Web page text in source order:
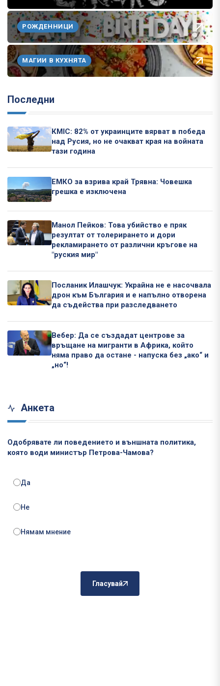
РОЖДЕННИЦИ
МАГИИ В КУХНЯТА
Последни
КМІС: 82% от украинците вярват в победа
над Русия, но не очакват края на войната
тази година
ЕМКО за взрива край Трявна: Човешка
грешка е изключена
Манол Пейков: Това убийство е пряк
резултат от толерирането и дори
рекламирането от различни кръгове на
"руския мир"
Посланик Илашчук: Украйна не е насочвала
дрон към България и е напълно отворена
да съдейства при разследването
Вебер: Да се създадат центрове за
връщане на мигранти в Африка, който
няма право да остане - напуска без „ако“ и
„но“!
Анкета
Одобрявате ли поведението и външната политика,
която води министър Петрова-Чамова?
Да
Не
Нямам мнение
Гласувай